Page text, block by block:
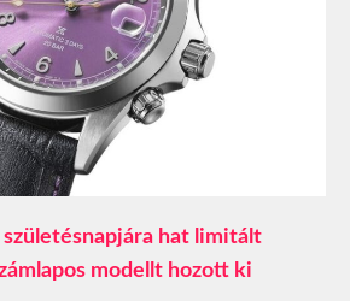
hat limitált
modellt hozott ki